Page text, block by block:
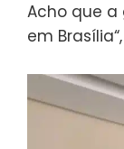
Acho que a
em